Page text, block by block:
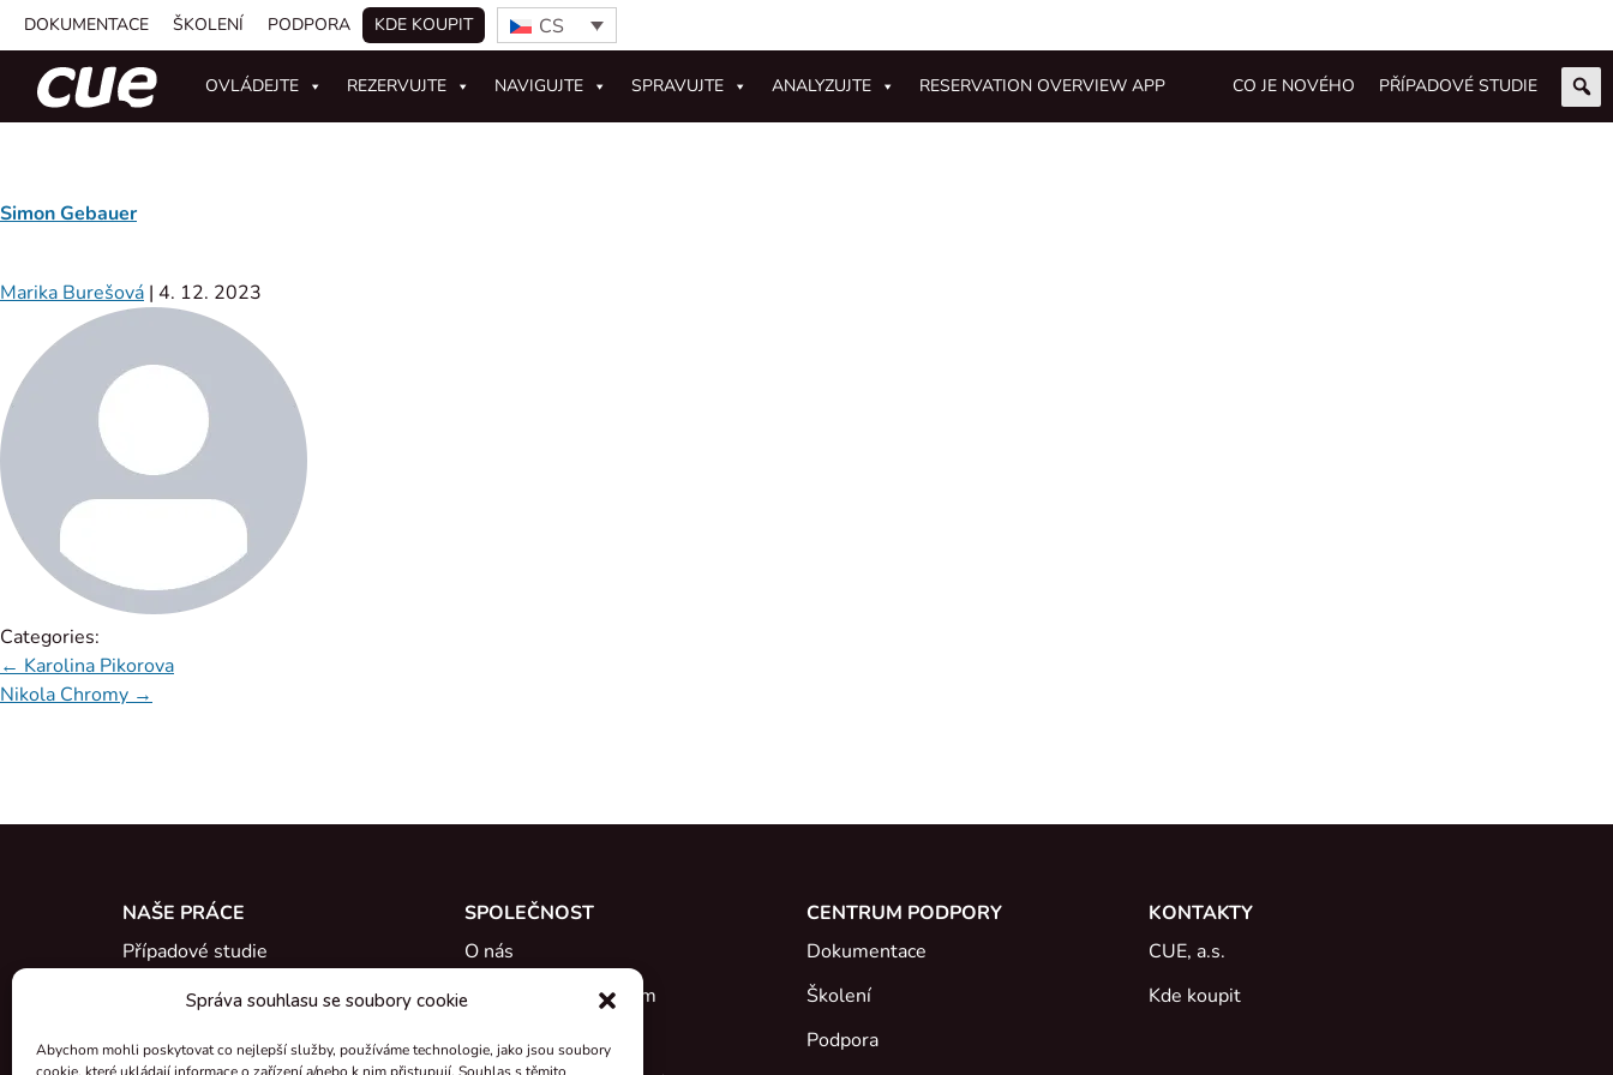
Správa souhlasu se soubory cookie
Abychom mohli poskytovat co nejlepší služby, používáme technologie, jako jsou soubory
DOKUMENTACE ŠKOLENÍ PODPORA KDE KOUPIT CS
OVLÁDEJTE REZERVUJTE NAVIGUJTE SPRAVUJTE ANALYZUJTE PŘÍPADOVÉ STUDIE
CO JE NOVÉHO
RESERVATION OVERVIEW APP
Simon Gebauer
Marika Burešová | 4. 12. 2023
Categories:
← Karolina Pikorova
Nikola Chromy →
NAŠE PRÁCE
Případové studie
Reference
Co je nového
SPOLEČNOST
O nás
Seznamte se s týmem
Kariéra
CENTRUM PODPORY
Dokumentace
Školení
Podpora
KONTAKTY
CUE, a.s.
Kde koupit